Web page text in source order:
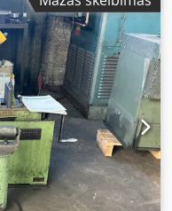
importui ir
(automatinis
MEBA juostų
-Spyruoklinių
-Paketinis spaustuvas
pistoletas -Balta spalva
tepimas -
su 9 ritinėliais
platintojas Lenkijoje.
tolimesniam
34 mm Geležtės
dviejų greičių
380 V – 50 Hz